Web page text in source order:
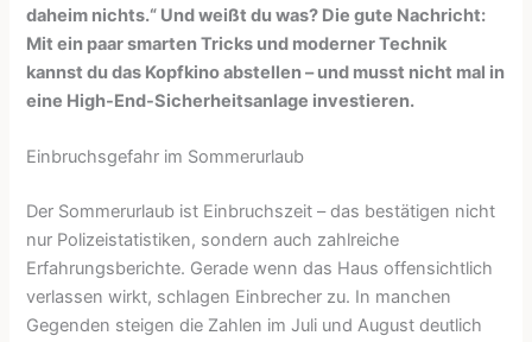
daheim nichts.“ Und weißt du was? Die gute Nachricht:
Mit ein paar smarten Tricks und moderner Technik
kannst du das Kopfkino abstellen – und musst nicht mal in
eine High-End-Sicherheitsanlage investieren.
Einbruchsgefahr im Sommerurlaub
Der Sommerurlaub ist Einbruchszeit – das bestätigen nicht
nur Polizeistatistiken, sondern auch zahlreiche
Erfahrungsberichte. Gerade wenn das Haus offensichtlich
verlassen wirkt, schlagen Einbrecher zu. In manchen
Gegenden steigen die Zahlen im Juli und August deutlich